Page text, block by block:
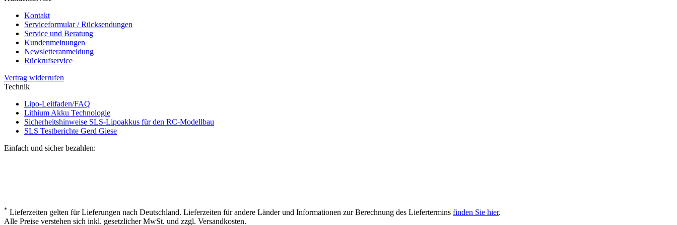
Kontakt
Serviceformular / Rücksendungen
Service und Beratung
Kundenmeinungen
Newsletteranmeldung
Rückrufservice
Vertrag widerrufen
Technik
Lipo-Leitfaden/FAQ
Lithium Akku Technologie
Sicherheitshinweise SLS-Lipoakkus für den RC-Modellbau
SLS Testberichte Gerd Giese
Einfach und sicher bezahlen:
* Lieferzeiten gelten für Lieferungen nach Deutschland. Lieferzeiten für andere Länder und Informationen zur Berechnung des Liefertermins finden Sie hier.
Alle Preise verstehen sich inkl. gesetzlicher MwSt. und zzgl. Versandkosten.